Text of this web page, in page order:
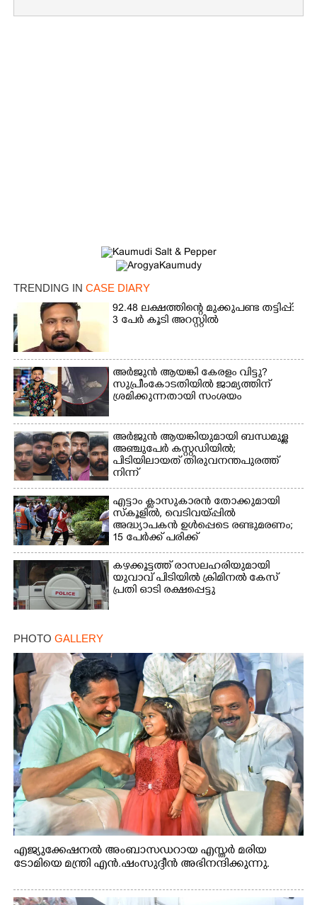
TRENDING IN CASE DIARY
92.48 ലക്ഷത്തിന്റെ മുക്കുപണ്ട തട്ടിപ്പ്:
3 പേർ കൂടി അറസ്റ്റിൽ
അർജുൻ ആയങ്കി കേരളം വിട്ടു?
സുപ്രീംകോടതിയിൽ ജാമ്യത്തിന്
ശ്രമിക്കുന്നതായി സംശയം
അർജുൻ ആയങ്കിയുമായി ബന്ധമുള്ള
അഞ്ചുപേർ കസ്റ്റഡിയിൽ;
പിടിയിലായത് തിരുവനന്തപുരത്ത്
നിന്ന്
എട്ടാം ക്ളാസുകാരൻ തോക്കുമായി
സ്കൂളിൽ, വെടിവയ്പ്പിൽ
അദ്ധ്യാപകൻ ഉൾപ്പെടെ രണ്ടുമരണം;
15 പേർക്ക് പരിക്ക്
കഴക്കൂട്ടത്ത് രാസലഹരിയുമായി
യുവാവ് പിടിയിൽ ക്രിമിനൽ കേസ്
പ്രതി ഓടി രക്ഷപ്പെട്ടു
PHOTO GALLERY
എജ്യുക്കേഷനൽ അംബാസഡറായ എസ്തർ മരിയ
ടോമിയെ മന്ത്രി എൻ.ഷംസുദ്ദീൻ അഭിനന്ദിക്കുന്നു.